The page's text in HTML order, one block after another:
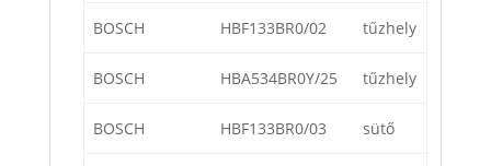
BOSCH HBF133BR0/02 tűzhely
BOSCH HBA534BR0Y/25 tűzhely
BOSCH HBF133BR0/03 sütő